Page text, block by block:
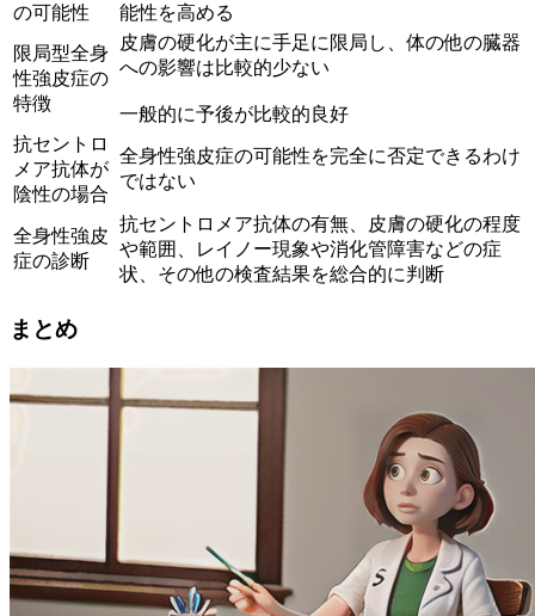
の可能性
能性を高める
限局型全身
性強皮症の
特徴
皮膚の硬化が主に手足に限局し、体の他の臓器
への影響は比較的少ない
一般的に予後が比較的良好
抗セントロ
メア抗体が
陰性の場合
全身性強皮症の可能性を完全に否定できるわけ
ではない
全身性強皮
症の診断
抗セントロメア抗体の有無、皮膚の硬化の程度
や範囲、レイノー現象や消化管障害などの症
状、その他の検査結果を総合的に判断
まとめ